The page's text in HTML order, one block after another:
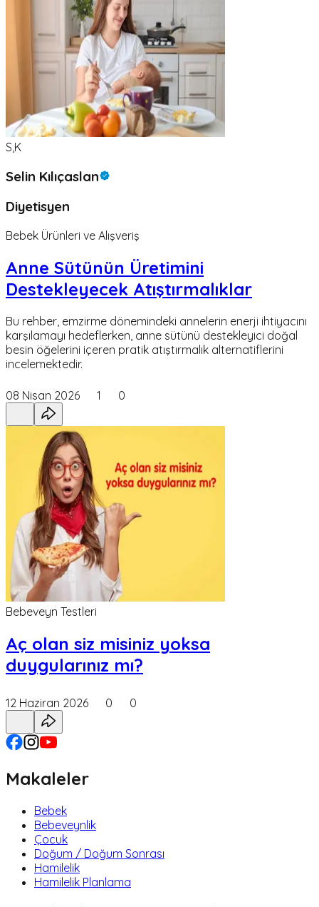
S,K
Selin Kılıçaslan
Diyetisyen
Bebek Ürünleri ve Alışveriş
Anne Sütünün Üretimini
Destekleyecek Atıştırmalıklar
Bu rehber, emzirme dönemindeki annelerin enerji ihtiyacını
karşılamayı hedeflerken, anne sütünü destekleyici doğal
besin öğelerini içeren pratik atıştırmalık alternatiflerini
incelemektedir.
08 Nisan 2026 1 0
Bebeveyn Testleri
Aç olan siz misiniz yoksa
duygularınız mı?
12 Haziran 2026 0 0
Makaleler
Bebek
Bebeveynlik
Çocuk
Doğum / Doğum Sonrası
Hamilelik
Hamilelik Planlama